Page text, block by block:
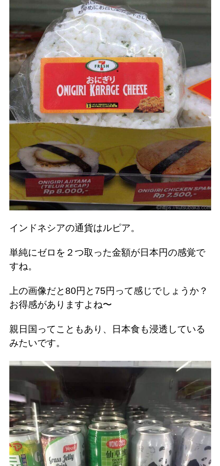
インドネシアの通貨はルピア。
単純にゼロを２つ取った金額が日本円の感覚で
すね。
上の画像だと80円と75円って感じでしょうか？
お得感がありますよね〜
親日国ってこともあり、日本食も浸透している
みたいです。